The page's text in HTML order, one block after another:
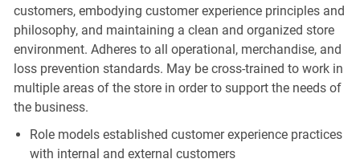
customers, embodying customer experience principles and
philosophy, and maintaining a clean and organized store
environment. Adheres to all operational, merchandise, and
loss prevention standards. May be cross-trained to work in
multiple areas of the store in order to support the needs of
the business.
Role models established customer experience practices
with internal and external customers